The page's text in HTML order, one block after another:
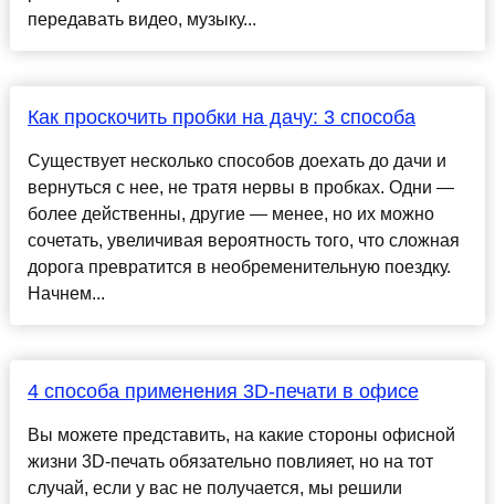
передавать видео, музыку...
Как проскочить пробки на дачу: 3 способа
Существует несколько способов доехать до дачи и
вернуться с нее, не тратя нервы в пробках. Одни —
более действенны, другие — менее, но их можно
сочетать, увеличивая вероятность того, что сложная
дорога превратится в необременительную поездку.
Начнем...
4 способа применения 3D-печати в офисе
Вы можете представить, на какие стороны офисной
жизни 3D-печать обязательно повлияет, но на тот
случай, если у вас не получается, мы решили